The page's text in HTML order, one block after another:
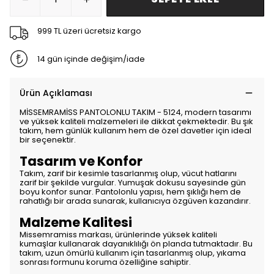
999 TL üzeri ücretsiz kargo
14 gün içinde değişim/iade
Ürün Açıklaması
MİSSEMRAMİSS PANTOLONLU TAKIM - 5124, modern tasarımı
ve yüksek kaliteli malzemeleri ile dikkat çekmektedir. Bu şık
takım, hem günlük kullanım hem de özel davetler için ideal
bir seçenektir.
Tasarım ve Konfor
Takım, zarif bir kesimle tasarlanmış olup, vücut hatlarını
zarif bir şekilde vurgular. Yumuşak dokusu sayesinde gün
boyu konfor sunar. Pantolonlu yapısı, hem şıklığı hem de
rahatlığı bir arada sunarak, kullanıcıya özgüven kazandırır.
Malzeme Kalitesi
Missemramiss markası, ürünlerinde yüksek kaliteli
kumaşlar kullanarak dayanıklılığı ön planda tutmaktadır. Bu
takım, uzun ömürlü kullanım için tasarlanmış olup, yıkama
sonrası formunu koruma özelliğine sahiptir.